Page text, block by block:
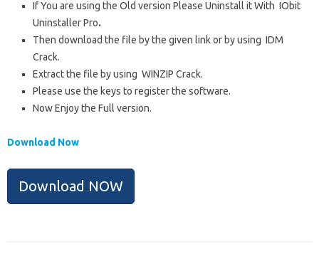
If You are using the Old version Please Uninstall it With IObit
Uninstaller Pro.
Then download the file by the given link or by using IDM
Crack.
Extract the file by using WINZIP Crack.
Please use the keys to register the software.
Now Enjoy the Full version.
Download Now
Download NOW